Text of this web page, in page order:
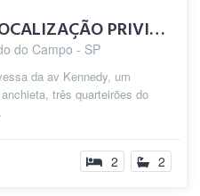
Quarto c/ banheiro. LOCALIZAÇÃO PRIVILEG...
do Campo - SP
da av Kennedy, um
três quarteirões do
2 2